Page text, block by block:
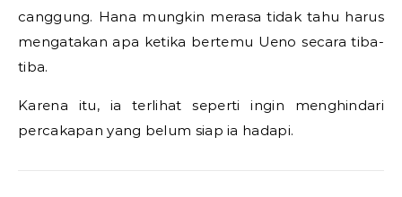
canggung. Hana mungkin merasa tidak tahu harus
mengatakan apa ketika bertemu Ueno secara tiba-
tiba.
Karena itu, ia terlihat seperti ingin menghindari
percakapan yang belum siap ia hadapi.